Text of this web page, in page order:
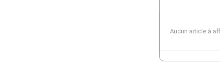
Aucun article à